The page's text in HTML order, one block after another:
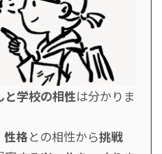
と学校の相性は分かりま
性格との相性から挑戦